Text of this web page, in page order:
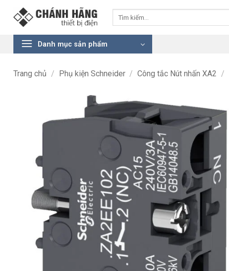
Danh mục sản phẩm
Trang chủ / Phụ kiện Schneider / Công tắc Nút nhấn XA2 /